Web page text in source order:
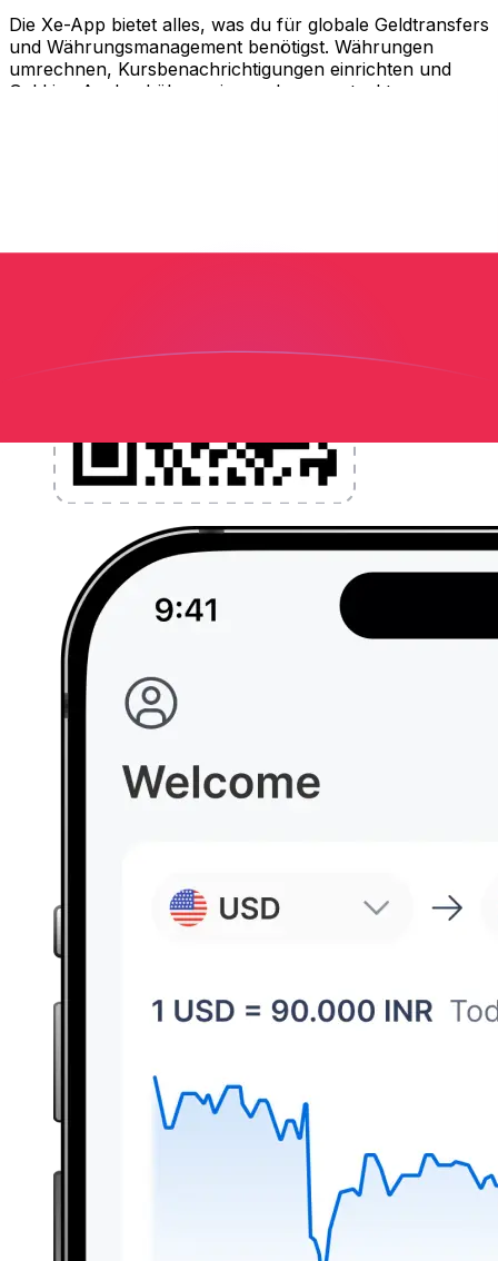
Die Xe-App bietet alles, was du für globale Geldtransfers
und Währungsmanagement benötigst. Währungen
umrechnen, Kursbenachrichtigungen einrichten und
Geld ins Ausland überweisen, ohne versteckte